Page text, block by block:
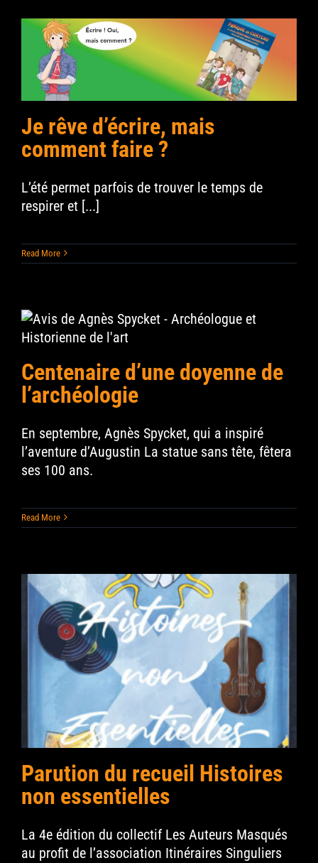
Je rêve d’écrire, mais
comment faire ?
L’été permet parfois de trouver le temps de
respirer et [...]
Read More
Centenaire d’une doyenne de
l’archéologie
En septembre, Agnès Spycket, qui a inspiré
l’aventure d’Augustin La statue sans tête, fêtera
ses 100 ans.
Read More
Parution du recueil Histoires
non essentielles
La 4e édition du collectif Les Auteurs Masqués
au profit de l’association Itinéraires Singuliers